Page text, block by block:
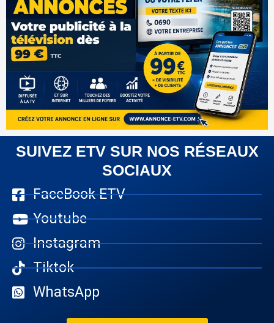
SUIVEZ ETV SUR NOS RÉSEAUX
SOCIAUX
FaceBook ETV
Youtube
Instagram
Tiktok
WhatsApp